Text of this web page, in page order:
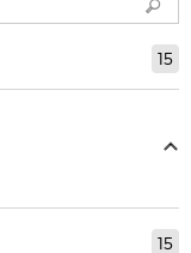
15
15